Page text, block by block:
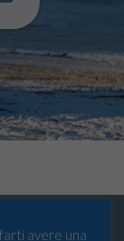
avere una